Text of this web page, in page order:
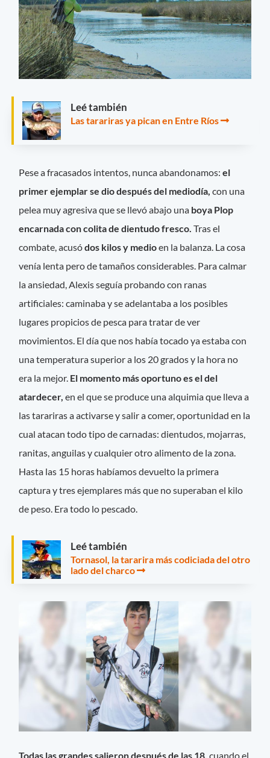
Leé también
Las tarariras ya pican en Entre Ríos
Pese a fracasados intentos, nunca abandonamos: el
primer ejemplar se dio después del mediodía,con una
pelea muy agresiva que se llevó abajo una boya Plop
encarnada con colita de dientudo fresco.Tras el
combate, acusódos kilos y medioen la balanza. La cosa
venía lenta pero de tamaños considerables. Para calmar
la ansiedad, Alexis seguía probando con ranas
artificiales: caminaba y se adelantaba a los posibles
lugares propicios de pesca para tratar de ver
movimientos. El día que nos había tocado ya estaba con
una temperatura superior a los 20 grados y la hora no
era la mejor. El momento más oportuno es el del
atardecer, en el que se produce una alquimia que lleva a
las tarariras a activarse y salir a comer, oportunidad en la
cual atacan todo tipo de carnadas: dientudos, mojarras,
ranitas, anguilas y cualquier otro alimento de la zona.
Hasta las 15 horas habíamos devuelto la primera
captura y tres ejemplares más que no superaban el kilo
de peso. Era todo lo pescado.
Leé también
Tornasol, la tararira más codiciada del otro
lado del charco
Todas las grandes salieron después de las 18, cuando el